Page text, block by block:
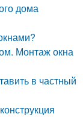
дома
Монтаж окна
в частный